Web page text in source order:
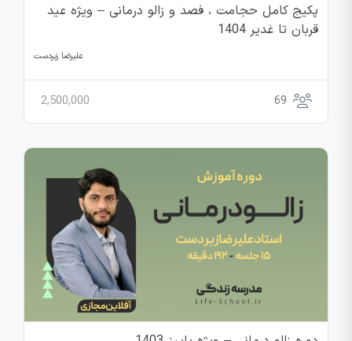
پکیج کامل حجامت ، فصد و زالو درمانی – ویژه عید
قربان تا غدیر 1404
علیرضا زبردست
69
2,500,000